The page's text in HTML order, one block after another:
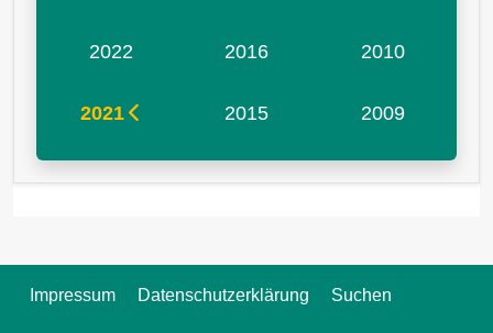
2022
2021
2016
2015
2010
2009
Impressum Datenschutzerklärung Suchen